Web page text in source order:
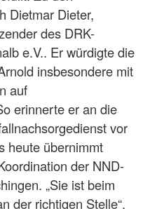
Dietmar Dieter,
des DRK-
e.V.. Er würdigte die
insbesondere mit
auf
erinnerte er an die
vor
heute übernimmt
der NND-
„Sie ist beim
der richtigen Stelle“,